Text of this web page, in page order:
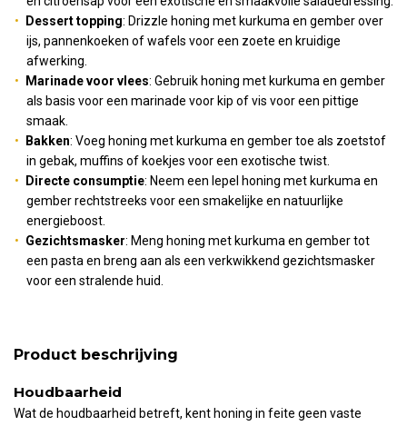
Dessert topping: Drizzle honing met kurkuma en gember over
ijs, pannenkoeken of wafels voor een zoete en kruidige
afwerking.
Marinade voor vlees: Gebruik honing met kurkuma en gember
als basis voor een marinade voor kip of vis voor een pittige
smaak.
Bakken: Voeg honing met kurkuma en gember toe als zoetstof
in gebak, muffins of koekjes voor een exotische twist.
Directe consumptie: Neem een lepel honing met kurkuma en
gember rechtstreeks voor een smakelijke en natuurlijke
energieboost.
Gezichtsmasker: Meng honing met kurkuma en gember tot
een pasta en breng aan als een verkwikkend gezichtsmasker
voor een stralende huid.
Product beschrijving
Houdbaarheid
Wat de houdbaarheid betreft, kent honing in feite geen vaste